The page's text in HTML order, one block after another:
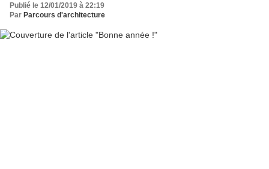
Publié le 12/01/2019 à 22:19
Par Parcours d'architecture